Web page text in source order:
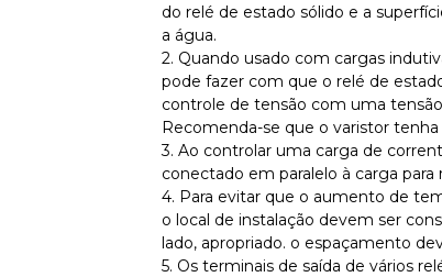
do relé de estado sólido e a
a água.
2. Quando usado com cargas
pode fazer com que o relé de
controle de tensão com uma
Recomenda-se que o varistor tenha
3. Ao controlar uma carga de
conectado em paralelo à carga
4. Para evitar que o aumento de
o local de instalação devem ser
lado, apropriado. o espaçamento
5. Os terminais de saída de vários